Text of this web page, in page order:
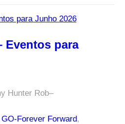
Eventos para
Hunter Rob–
GO-Forever Forward